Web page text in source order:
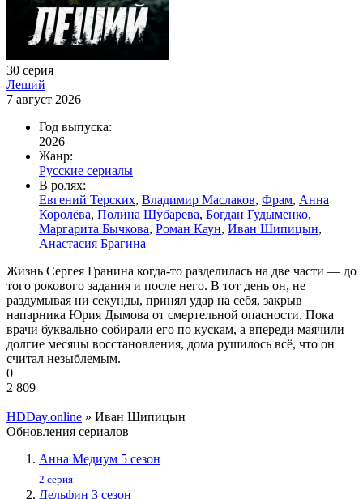
30 серия
Леший
7 август 2026
Год выпуска:
2026
Жанр:
Русские сериалы
В ролях:
Евгений Терских, Владимир Маслаков, Фрам, Анна
Королёва, Полина Шубарева, Богдан Гудыменко,
Маргарита Бычкова, Роман Каун, Иван Шипицын,
Анастасия Брагина
Жизнь Сергея Гранина когда-то разделилась на две части — до
того рокового задания и после него. В тот день он, не
раздумывая ни секунды, принял удар на себя, закрыв
напарника Юрия Дымова от смертельной опасности. Пока
врачи буквально собирали его по кускам, а впереди маячили
долгие месяцы восстановления, дома рушилось всё, что он
считал незыблемым.
0
2 809
HDDay.online » Иван Шипицын
Обновления сериалов
Анна Медиум 5 сезон
2 серия
Дельфин 3 сезон